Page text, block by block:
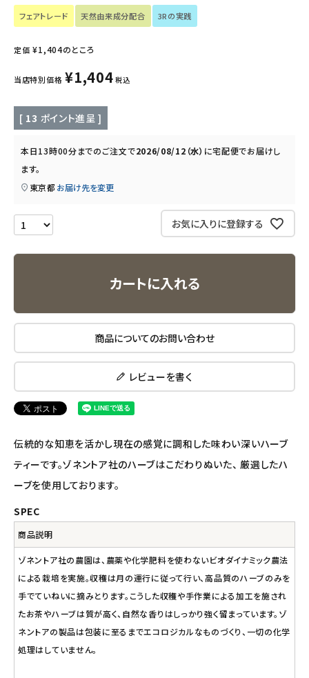
フェムケア
インナー・下着・ナイトウェア
キッズ・ベビー・マタニティ
キッチン用品
フード・ドリンク
ブランド
定期購入
オリジナルブランド
エコリュクス
エコメイト
ナチュラプラス
アルモニベルツ
ご利用ガイド等
アカウント情報
meeting_room person
フェアトレード 天然由来成分配合 3Rの実践
定価 ¥1,404のところ
当店特別価格 ¥1,404 税込
[ 13 ポイント進呈 ]
本日13時00分までのご注文で2026/08/12（水） に宅配便でお届けし
ます。
東京都 お届け先を変更
お気に入りに登録する
カートに入れる
商品についてのお問い合わせ
レビューを書く
伝統的な知恵を活かし現在の感覚に調和した味わい深いハーブ
ティーです。ゾネントア社のハーブはこだわりぬいた、 厳選したハ
ーブを使用しております。
SPEC
商品説明
ゾネントア社の農園は、農薬や化学肥料を使わないビオダイナミック農法
による栽培を実施。収穫は月の運行に従って行い、高品質のハーブのみを
手でていねいに摘みとります。こうした収穫や手作業による加工を施され
たお茶やハーブは質が高く、自然な香りはしっかり強く留まっています。ゾ
ネントアの製品は包装に至るまでエコロジカルなものづくり、一切の化学
処理はしていません。